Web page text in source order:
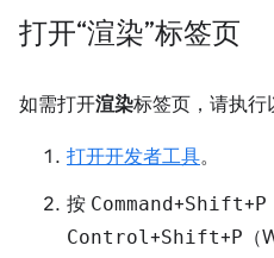
打开“渲染”标签页
如需打开渲染标签页，请执行
打开开发者工具。
按 Command+Shift+P
Control+Shift+P